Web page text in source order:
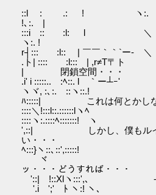
::l : .: ! ヽ:. ヽヽ
!､:. |
:::i :: :l: l ＼ ヽ
ヽ:. !
r┤::: :l:: | ￣￣｀｀`ー- ＼
.ト| :::: :l::: | ,r≠T〒ト
| 閉鎖空間・・・
.i' i :::::.. :ﾍ::. l ｀ー┴
ヽヾ, :､:. ::ヽ::.!
ﾊ:::::| これは何とかしな
::::＼!:::l::.::::::lヽﾍ
::::ヽ:.::::ﾍ:::::::!
',::| しかし、僕もルイズ
い・・・
ﾍ:::}ヽ::､
ヾ
ッ・・・どうすれば・・・
'::| !::Xlヽ:::',､ -
'.i ';' ﾄ ヽ:! ヽ､ -